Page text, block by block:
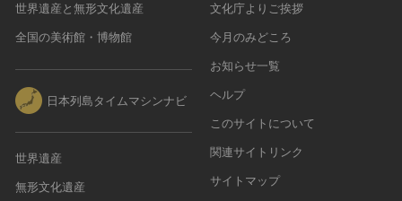
世界遺産と無形文化遺産
全国の美術館・博物館
日本列島タイムマシンナビ
世界遺産
無形文化遺産
文化庁よりご挨拶
今月のみどころ
お知らせ一覧
ヘルプ
このサイトについて
関連サイトリンク
サイトマップ